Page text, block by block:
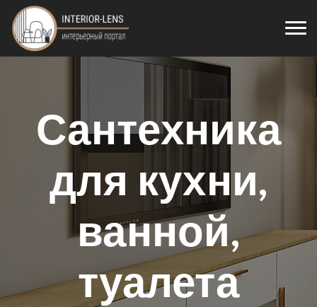
Сантехника
для кухни,
ванной,
туалета